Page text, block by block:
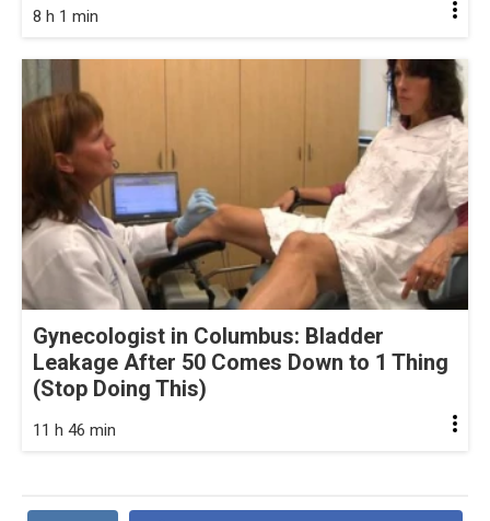
8 h 1 min
Gynecologist in Columbus: Bladder
Leakage After 50 Comes Down to 1 Thing
(Stop Doing This)
11 h 46 min